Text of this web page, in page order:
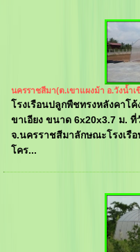
นครราชสีมา(ต.เขาแผงม้า อ.วังน้ำเ
โรงเรือนปลูกพืชทรงหลังคาโ
ขาเอียง ขนาด 6x20x3.7 ม. ที่
จ.นครราชสีมาลักษณะโรงเรื
โคร...